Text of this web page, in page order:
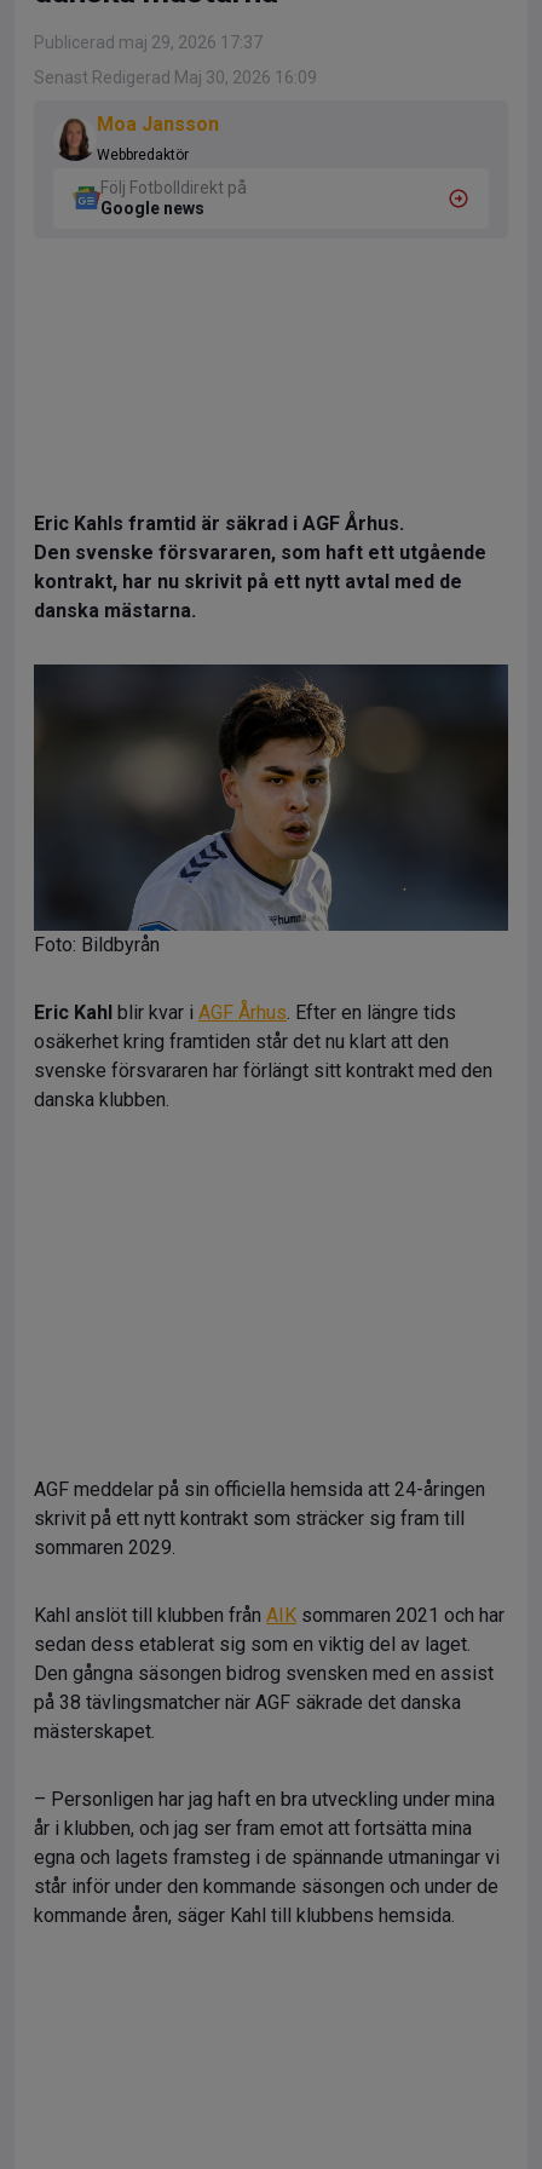
Publicerad maj 29, 2026 17:37
Senast Redigerad Maj 30, 2026 16:09
Moa Jansson
Webbredaktör
Följ Fotbolldirekt på
Google news
Eric Kahls framtid är säkrad i AGF Århus.
Den svenske försvararen, som haft ett utgående
kontrakt, har nu skrivit på ett nytt avtal med de
danska mästarna.
Foto: Bildbyrån
Eric Kahl blir kvar i AGF Århus. Efter en längre tids
osäkerhet kring framtiden står det nu klart att den
svenske försvararen har förlängt sitt kontrakt med den
danska klubben.
AGF meddelar på sin officiella hemsida att 24-åringen
skrivit på ett nytt kontrakt som sträcker sig fram till
sommaren 2029.
Kahl anslöt till klubben från AIK sommaren 2021 och har
sedan dess etablerat sig som en viktig del av laget.
Den gångna säsongen bidrog svensken med en assist
på 38 tävlingsmatcher när AGF säkrade det danska
mästerskapet.
– Personligen har jag haft en bra utveckling under mina
år i klubben, och jag ser fram emot att fortsätta mina
egna och lagets framsteg i de spännande utmaningar vi
står inför under den kommande säsongen och under de
kommande åren, säger Kahl till klubbens hemsida.